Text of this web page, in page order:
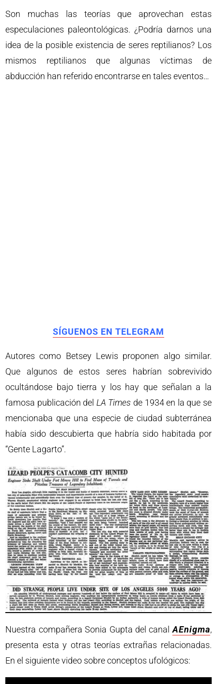
Son muchas las teorías que aprovechan estas
especulaciones paleontológicas. ¿Podría darnos una
idea de la posible existencia de seres reptilianos? Los
mismos reptilianos que algunas víctimas de
abducción han referido encontrarse en tales eventos…
SÍGUENOS EN TELEGRAM
Autores como Betsey Lewis proponen algo similar.
Que algunos de estos seres habrían sobrevivido
ocultándose bajo tierra y los hay que señalan a la
famosa publicación del LA Times de 1934 en la que se
mencionaba que una especie de ciudad subterránea
había sido descubierta que habría sido habitada por
“Gente Lagarto”.
Nuestra compañera Sonia Gupta del canalAEnigma,
presenta esta y otras teorías extrañas relacionadas.
En el siguiente video sobre conceptos ufológicos: